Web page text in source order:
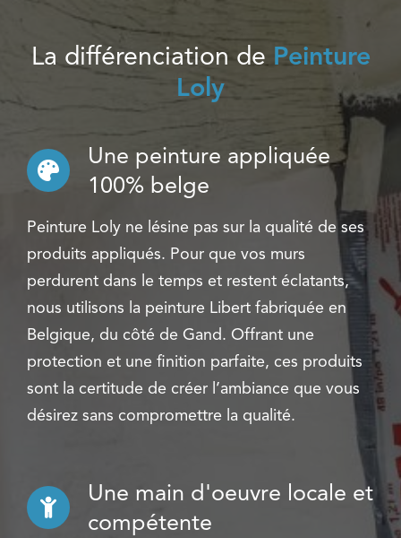
La différenciation de Peinture
Loly
Une peinture appliquée
100% belge
Peinture Loly ne lésine pas sur la qualité de ses
produits appliqués. Pour que vos murs
perdurent dans le temps et restent éclatants,
nous utilisons la peinture Libert fabriquée en
Belgique, du côté de Gand. Offrant une
protection et une finition parfaite, ces produits
sont la certitude de créer l’ambiance que vous
désirez sans compromettre la qualité.
Une main d'oeuvre locale et
compétente